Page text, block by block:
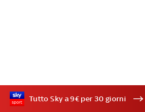
Tutto Sky a 9€ per 30 giorni